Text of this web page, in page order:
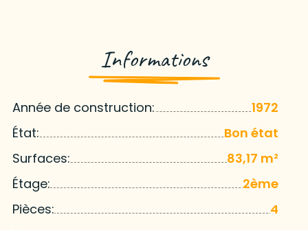
Informations
Année de construction:
1972
État:
Bon état
Surfaces:
83,17 m²
Étage:
2ème
Pièces:
4